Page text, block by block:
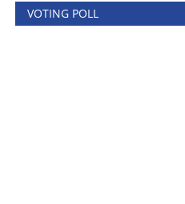
VOTING POLL